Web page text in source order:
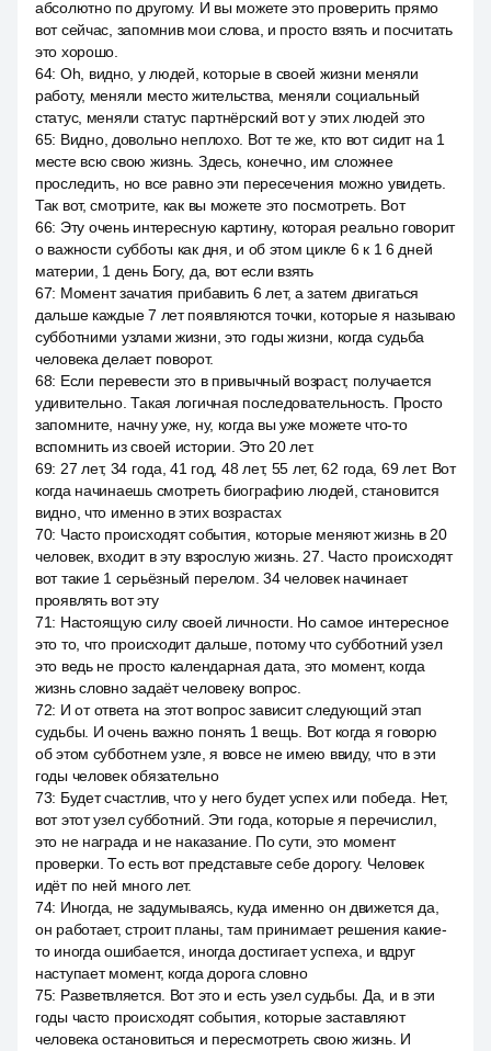
абсолютно по другому. И вы можете это проверить прямо
вот сейчас, запомнив мои слова, и просто взять и посчитать
это хорошо.
64: Oh, видно, у людей, которые в своей жизни меняли
работу, меняли место жительства, меняли социальный
статус, меняли статус партнёрский вот у этих людей это
65: Видно, довольно неплохо. Вот те же, кто вот сидит на 1
месте всю свою жизнь. Здесь, конечно, им сложнее
проследить, но все равно эти пересечения можно увидеть.
Так вот, смотрите, как вы можете это посмотреть. Вот
66: Эту очень интересную картину, которая реально говорит
о важности субботы как дня, и об этом цикле 6 к 1 6 дней
материи, 1 день Богу, да, вот если взять
67: Момент зачатия прибавить 6 лет, а затем двигаться
дальше каждые 7 лет появляются точки, которые я называю
субботними узлами жизни, это годы жизни, когда судьба
человека делает поворот.
68: Если перевести это в привычный возраст, получается
удивительно. Такая логичная последовательность. Просто
запомните, начну уже, ну, когда вы уже можете что-то
вспомнить из своей истории. Это 20 лет.
69: 27 лет, 34 года, 41 год, 48 лет, 55 лет, 62 года, 69 лет. Вот
когда начинаешь смотреть биографию людей, становится
видно, что именно в этих возрастах
70: Часто происходят события, которые меняют жизнь в 20
человек, входит в эту взрослую жизнь. 27. Часто происходят
вот такие 1 серьёзный перелом. 34 человек начинает
проявлять вот эту
71: Настоящую силу своей личности. Но самое интересное
это то, что происходит дальше, потому что субботний узел
это ведь не просто календарная дата, это момент, когда
жизнь словно задаёт человеку вопрос.
72: И от ответа на этот вопрос зависит следующий этап
судьбы. И очень важно понять 1 вещь. Вот когда я говорю
об этом субботнем узле, я вовсе не имею ввиду, что в эти
годы человек обязательно
73: Будет счастлив, что у него будет успех или победа. Нет,
вот этот узел субботний. Эти года, которые я перечислил,
это не награда и не наказание. По сути, это момент
проверки. То есть вот представьте себе дорогу. Человек
идёт по ней много лет.
74: Иногда, не задумываясь, куда именно он движется да,
он работает, строит планы, там принимает решения какие-
то иногда ошибается, иногда достигает успеха, и вдруг
наступает момент, когда дорога словно
75: Разветвляется. Вот это и есть узел судьбы. Да, и в эти
годы часто происходят события, которые заставляют
человека остановиться и пересмотреть свою жизнь. И